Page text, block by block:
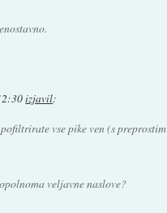
izjavil:
vse pike ven (s preprostim
veljavne naslove?